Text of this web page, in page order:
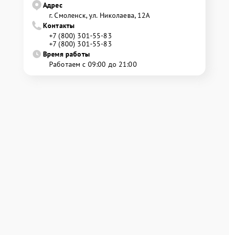
Адрес
г. Смоленск, ул. Николаева, 12А
Контакты
+7 (800) 301-55-83
+7 (800) 301-55-83
Время работы
Работаем с 09:00 до 21:00